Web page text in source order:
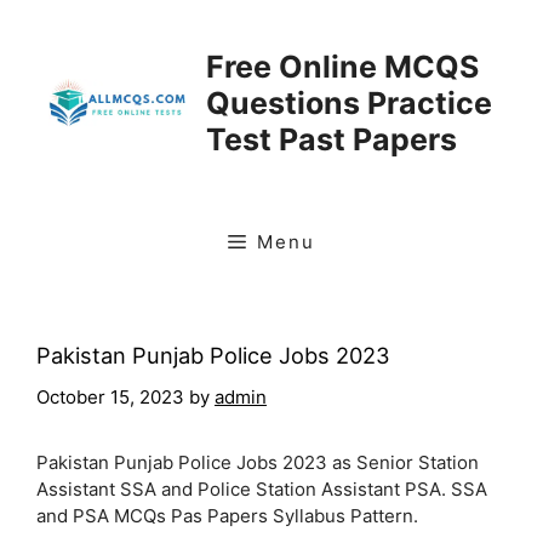
Free Online MCQS
Questions Practice
Test Past Papers
Menu
Pakistan Punjab Police Jobs 2023
October 15, 2023 by admin
Pakistan Punjab Police Jobs 2023 as Senior Station
Assistant SSA and Police Station Assistant PSA. SSA
and PSA MCQs Pas Papers Syllabus Pattern.